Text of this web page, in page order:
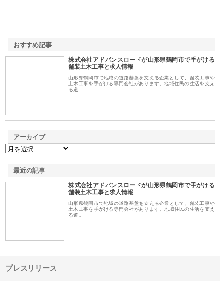
おすすめ記事
株式会社アドバンスロードが山形県鶴岡市で手がける
舗装土木工事と求人情報
山形県鶴岡市で地域の道路基盤を支える企業として、舗装工事や
土木工事を手がける専門会社があります。地域住民の生活を支え
る道…
アーカイブ
最近の記事
株式会社アドバンスロードが山形県鶴岡市で手がける
舗装土木工事と求人情報
山形県鶴岡市で地域の道路基盤を支える企業として、舗装工事や
土木工事を手がける専門会社があります。地域住民の生活を支え
る道…
プレスリリース